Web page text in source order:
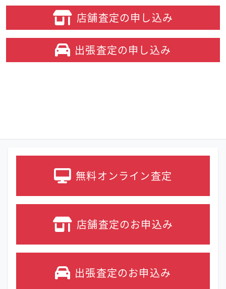
店舗査定の申し込み
出張査定の申し込み
無料オンライン査定
店舗査定のお申込み
出張査定のお申込み